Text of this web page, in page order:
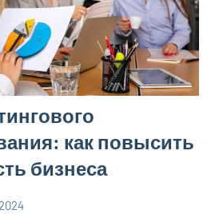
как повысить
бизнеса